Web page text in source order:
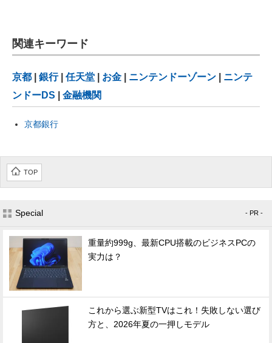
関連キーワード
京都 銀行| 任天堂 お金 ニンテンドーゾーン
ニンテ
ンドーDS
金融機関
京都銀行
TOP
Special - PR -
重量約999g、最新CPU搭載のビジネスPCの
実力は？
これから選ぶ新型TVはこれ！失敗しない選び
方と、2026年夏の一押しモデル